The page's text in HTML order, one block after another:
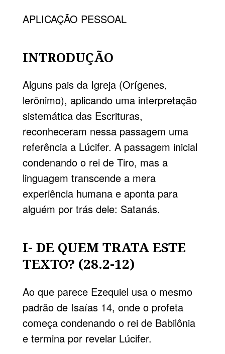
APLICAÇÃO PESSOAL
INTRODUÇÃO
Alguns pais da Igreja (Orígenes,
lerônimo), aplicando uma interpretação
sistemática das Escrituras,
reconheceram nessa passagem uma
referência a Lúcifer. A passagem inicial
condenando o rei de Tiro, mas a
linguagem transcende a mera
experiência humana e aponta para
alguém por trás dele: Satanás.
I- DE QUEM TRATA ESTE
TEXTO? (28.2-12)
Ao que parece Ezequiel usa o mesmo
padrão de Isaías 14, onde o profeta
começa condenando o rei de Babilônia
e termina por revelar Lúcifer.